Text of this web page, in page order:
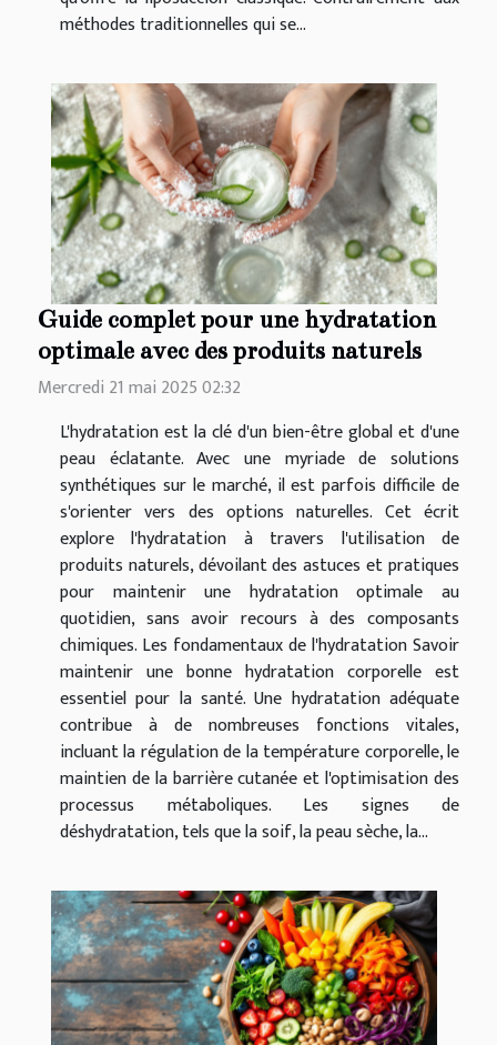
méthodes traditionnelles qui se...
Guide complet pour une hydratation
optimale avec des produits naturels
Mercredi 21 mai 2025 02:32
L'hydratation est la clé d'un bien-être global et d'une
peau éclatante. Avec une myriade de solutions
synthétiques sur le marché, il est parfois difficile de
s'orienter vers des options naturelles. Cet écrit
explore l'hydratation à travers l'utilisation de
produits naturels, dévoilant des astuces et pratiques
pour maintenir une hydratation optimale au
quotidien, sans avoir recours à des composants
chimiques. Les fondamentaux de l'hydratation Savoir
maintenir une bonne hydratation corporelle est
essentiel pour la santé. Une hydratation adéquate
contribue à de nombreuses fonctions vitales,
incluant la régulation de la température corporelle, le
maintien de la barrière cutanée et l'optimisation des
processus métaboliques. Les signes de
déshydratation, tels que la soif, la peau sèche, la...